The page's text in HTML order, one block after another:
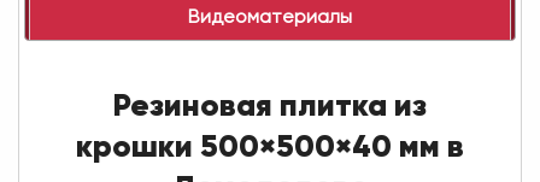
Видеоматериалы
Резиновая плитка из
крошки 500×500×40 мм в